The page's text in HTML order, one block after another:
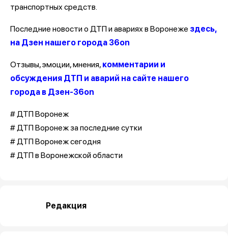
транспортных средств.
Последние новости о ДТП и авариях в Воронеже здесь,
на Дзен нашего города 36on
Отзывы, эмоции, мнения, комментарии и
обсуждения ДТП и аварий на сайте нашего
города в Дзен-36on
# ДТП Воронеж
# ДТП Воронеж за последние сутки
# ДТП Воронеж сегодня
# ДТП в Воронежской области
Редакция